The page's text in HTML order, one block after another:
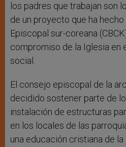
los padres que trabajan son
de un proyecto que ha
Episcopal sur-coreana
compromiso de la Iglesia en
social.
El consejo episcopal de la
decidido sostener parte de
instalación de estructuras
en los locales de las
una educación cristiana de la